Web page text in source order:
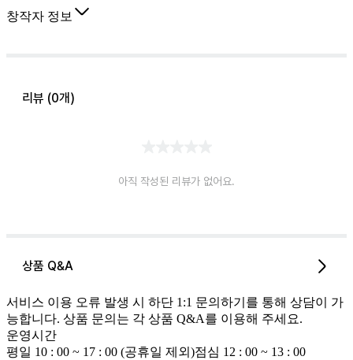
창작자 정보
리뷰 (0개)
아직 작성된 리뷰가 없어요.
상품 Q&A
서비스 이용 오류 발생 시 하단 1:1 문의하기를 통해 상담이 가
능합니다. 상품 문의는 각 상품 Q&A를 이용해 주세요.
운영시간
평일 10 : 00 ~ 17 : 00 (공휴일 제외)점심 12 : 00 ~ 13 : 00